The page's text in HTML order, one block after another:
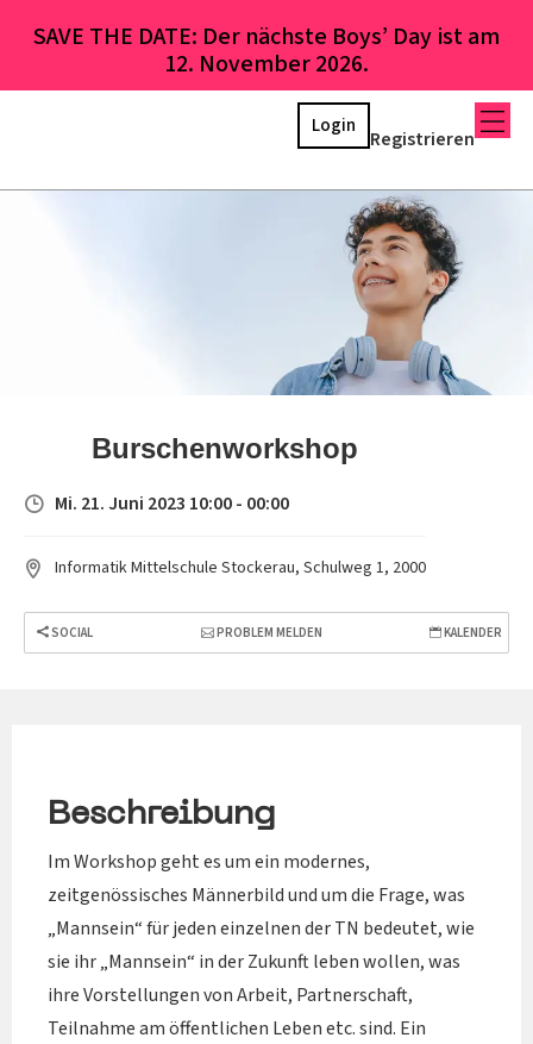
SAVE THE DATE: Der nächste Boys’ Day ist am
12. November 2026.
Registrieren
Login
Burschenworkshop
Mi. 21. Juni 2023 10:00 - 00:00
Informatik Mittelschule Stockerau, Schulweg 1, 2000
SOCIAL PROBLEM MELDEN KALENDER
Beschreibung
Im Workshop geht es um ein modernes,
zeitgenössisches Männerbild und um die Frage, was
„Mannsein“ für jeden einzelnen der TN bedeutet, wie
sie ihr „Mannsein“ in der Zukunft leben wollen, was
ihre Vorstellungen von Arbeit, Partnerschaft,
Teilnahme am öffentlichen Leben etc. sind. Ein